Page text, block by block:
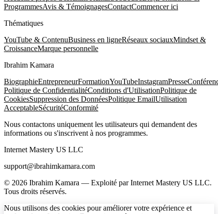
ProgrammesAvis & TémoignagesContactCommencer ici
Thématiques
YouTube & ContenuBusiness en ligneRéseaux sociauxMindset &
CroissanceMarque personnelle
Ibrahim Kamara
BiographieEntrepreneurFormationYouTubeInstagramPresse
Politique de ConfidentialitéConditions d'UtilisationPolitique de
CookiesSuppression des DonnéesPolitique EmailUtilisation
AcceptableSécuritéConformité
Nous contactons uniquement les utilisateurs qui demandent des
informations ou s'inscrivent à nos programmes.
Internet Mastery US LLC
support@ibrahimkamara.com
© 2026 Ibrahim Kamara — Exploité par Internet Mastery US LLC.
Tous droits réservés.
Nous utilisons des cookies pour améliorer votre expérience et